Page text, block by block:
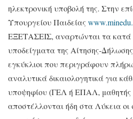
ηλεκτρονική υποβολή της. Στην
Υπουργείου Παιδείας
ΕΞΕΤΑΣΕΙΣ, αναρτώνται τα κατά
υποδείγματα της Αίτησης-Δήλωσης
εγκύκλιοι που περιγράφουν
αναλυτικά δικαιολογητικά για
υποψηφίου (ΓΕΛ ή ΕΠΑΛ, μαθητής
αποστέλλονται ήδη στα Λύκεια οι